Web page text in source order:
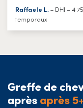
Raffaele L.– DHI – 4
temporaux
Greffe de
aprèsaprès